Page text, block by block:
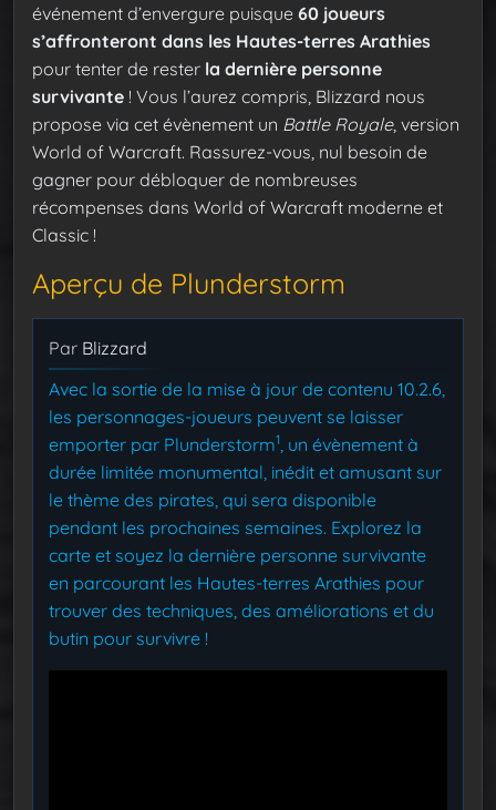
événement d’envergure puisque 60 joueurs
s’affronteront dans les Hautes-terres Arathies
pour tenter de rester la dernière personne
survivante ! Vous l’aurez compris, Blizzard nous
propose via cet évènement un Battle Royale, version
World of Warcraft. Rassurez-vous, nul besoin de
gagner pour débloquer de nombreuses
récompenses dans World of Warcraft moderne et
Classic !
Aperçu de Plunderstorm
Par Blizzard
Avec la sortie de la mise à jour de contenu 10.2.6,
les personnages-joueurs peuvent se laisser
emporter par Plunderstorm1 , un évènement à
durée limitée monumental, inédit et amusant sur
le thème des pirates, qui sera disponible
pendant les prochaines semaines. Explorez la
carte et soyez la dernière personne survivante
en parcourant les Hautes-terres Arathies pour
trouver des techniques, des améliorations et du
butin pour survivre !